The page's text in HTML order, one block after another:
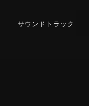
サウンドトラック